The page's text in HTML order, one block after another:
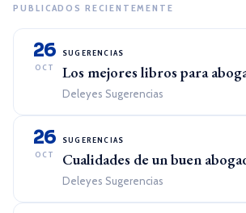
PUBLICADOS RECIENTEMENTE
26
OCT
SUGERENCIAS
Los mejores libros para
Deleyes Sugerencias
26
OCT
SUGERENCIAS
Cualidades de un buen
Deleyes Sugerencias